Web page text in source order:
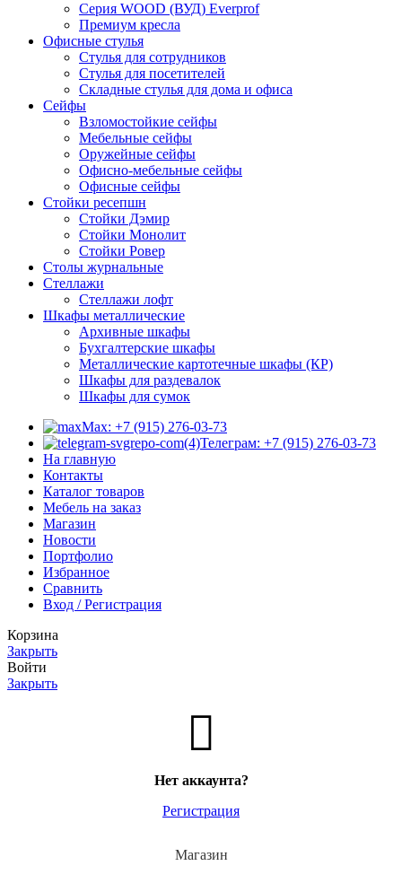
Серия WOOD (ВУД) Everprof
Премиум кресла
Офисные стулья
Стулья для сотрудников
Стулья для посетителей
Складные стулья для дома и офиса
Сейфы
Взломостойкие сейфы
Мебельные сейфы
Оружейные сейфы
Офисно-мебельные сейфы
Офисные сейфы
Стойки ресепшн
Стойки Дэмир
Стойки Монолит
Стойки Ровер
Столы журнальные
Стеллажи
Стеллажи лофт
Шкафы металлические
Архивные шкафы
Бухгалтерские шкафы
Металлические картотечные шкафы (КР)
Шкафы для раздевалок
Шкафы для сумок
Max: +7 (915) 276-03-73
Телеграм: +7 (915) 276-03-73
На главную
Контакты
Каталог товаров
Мебель на заказ
Магазин
Новости
Портфолио
Избранное
Сравнить
Вход / Регистрация
Корзина
Закрыть
Войти
Закрыть
Нет аккаунта?
Регистрация
Магазин